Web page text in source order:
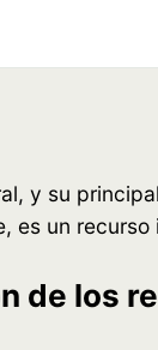
y su
es un
de los